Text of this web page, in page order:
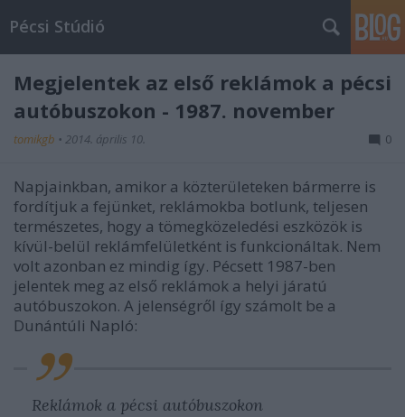
Pécsi Stúdió
Megjelentek az első reklámok a pécsi
autóbuszokon - 1987. november
tomikgb • 2014. április 10. 0
Napjainkban, amikor a közterületeken bármerre is
fordítjuk a fejünket, reklámokba botlunk, teljesen
természetes, hogy a tömegközeledési eszközök is
kívül-belül reklámfelületként is funkcionáltak. Nem
volt azonban ez mindig így. Pécsett 1987-ben
jelentek meg az első reklámok a helyi járatú
autóbuszokon. A jelenségről így számolt be a
Dunántúli Napló:
Reklámok a pécsi autóbuszokon